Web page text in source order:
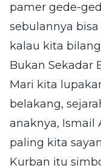
pamer gede-
sebulannya
kalau kita
Bukan Sekadar
Mari kita
belakang,
anaknya, Ismail
paling kita
Kurban itu